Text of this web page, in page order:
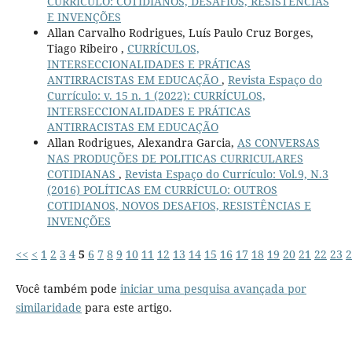
E INVENÇÕES
Allan Carvalho Rodrigues, Luís Paulo Cruz Borges,
Tiago Ribeiro , CURRÍCULOS,
INTERSECCIONALIDADES E PRÁTICAS
ANTIRRACISTAS EM EDUCAÇÃO , Revista Espaço do
Currículo: v. 15 n. 1 (2022): CURRÍCULOS,
INTERSECCIONALIDADES E PRÁTICAS
ANTIRRACISTAS EM EDUCAÇÃO
Allan Rodrigues, Alexandra Garcia, AS CONVERSAS
NAS PRODUÇÕES DE POLITICAS CURRICULARES
COTIDIANAS , Revista Espaço do Currículo: Vol.9, N.3
(2016) POLÍTICAS EM CURRÍCULO: OUTROS
COTIDIANOS, NOVOS DESAFIOS, RESISTÊNCIAS E
INVENÇÕES
<< < 1 2 3 4 5 6 7 8 9 10 11 12 13 14 15 16 17 18 19 20 21 22 23
Você também pode iniciar uma pesquisa avançada por
similaridade para este artigo.